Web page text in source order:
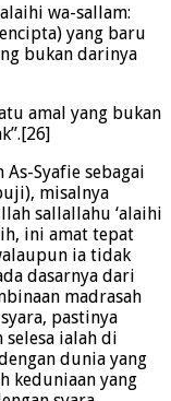
wa-sallam:
yang baru
bukan darinya
amal yang bukan
Syafie sebagai
misalnya
sallallahu ‘alaihi
ini amat tepat
ia tidak
dasarnya dari
madrasah
pastinya
selesa ialah di
dunia yang
keduniaan yang